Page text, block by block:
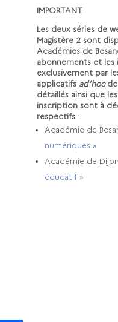
IMPORTANT
Les deux séries de
Magistère 2 sont
Académies de
abonnements et les
exclusivement par
applicatifs ad’hocde
détaillés ainsi que
inscription sont à
respectifs :
Académie de
numériques »
Académie de
éducatif »